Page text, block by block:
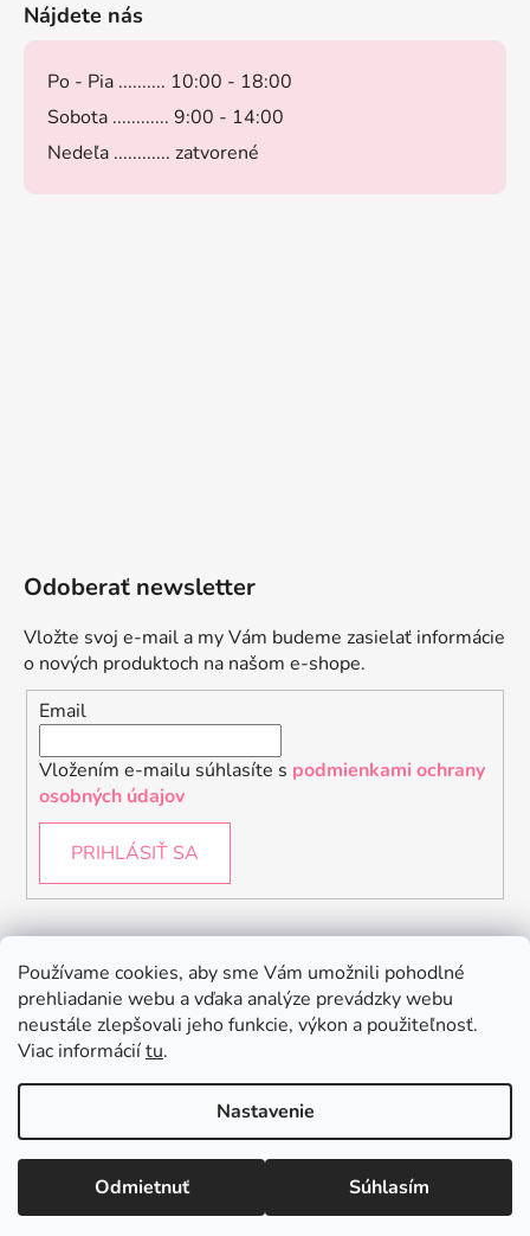
Používame cookies, aby sme Vám umožnili pohodlné
prehliadanie webu a vďaka analýze prevádzky webu
neustále zlepšovali jeho funkcie, výkon a použiteľnosť.
Viac informáciítu.
Nastavenie
Odmietnuť Súhlasím
Nájdete nás
Po - Pia .......... 10:00 - 18:00
Sobota ............ 9:00 - 14:00
Nedeľa ............ zatvorené
Odoberať newsletter
Vložte svoj e-mail a my Vám budeme zasielať informácie
o nových produktoch na našom e-shope.
Email
Vložením e-mailu súhlasíte s podmienkami ochrany
osobných údajov
PRIHLÁSIŤ SA
Instagram
Vytvoril Shoptet
Copyright 2026Baby Raptor. Všetky práva vyhradené.